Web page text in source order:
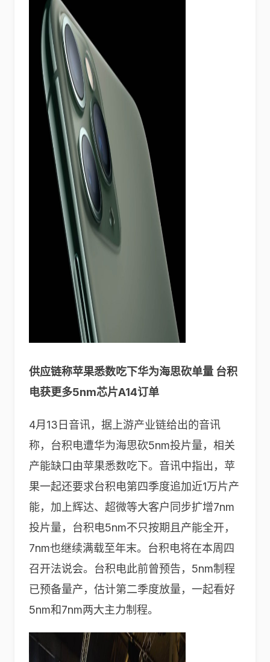
供应链称苹果悉数吃下华为海思砍单量 台积
电获更多5nm芯片A14订单
4月13日音讯，据上游产业链给出的音讯
称，台积电遭华为海思砍5nm投片量，相关
产能缺口由苹果悉数吃下。音讯中指出，苹
果一起还要求台积电第四季度追加近1万片产
能，加上辉达、超微等大客户同步扩增7nm
投片量，台积电5nm不只按期且产能全开，
7nm也继续满载至年末。台积电将在本周四
召开法说会。台积电此前曾预告，5nm制程
已预备量产，估计第二季度放量，一起看好
5nm和7nm两大主力制程。